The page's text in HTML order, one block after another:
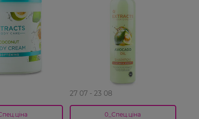
27 07 - 23 08
0_Спец.ціна